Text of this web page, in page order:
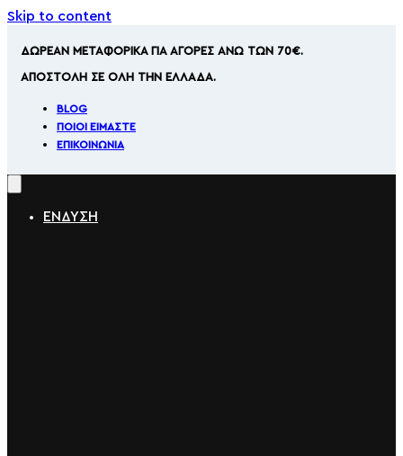
Skip to content
ΔΩΡΕΑΝ ΜΕΤΑΦΟΡΙΚΑ ΓΙΑ ΑΓΟΡΕΣ ΑΝΩ ΤΩΝ 70€.
ΑΠΟΣΤΟΛΗ ΣΕ ΟΛΗ ΤΗΝ ΕΛΛΑΔΑ.
BLOG
ΠΟΙΟΊ ΕΊΜΑΣΤΕ
ΕΠΙΚΟΙΝΩΝΊΑ
ΕΝΔΥΣΗ